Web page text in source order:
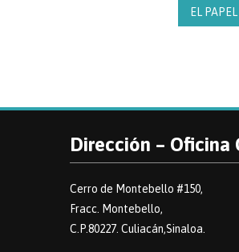
EL
Dirección – Oficina
Cerro de Montebello #150,
Fracc. Montebello,
C.P.80227. Culiacán,Sinaloa.